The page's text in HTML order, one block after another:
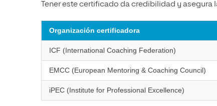
Tener este certificado da credibilidad y asegura
Organización certificadora
ICF (International Coaching Federation)
EMCC (European Mentoring & Coaching Council)
iPEC (Institute for Professional Excellence)